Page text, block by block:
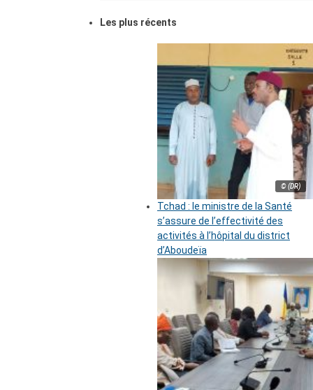
Les plus récents
© (DR)
Tchad : le ministre de la Santé
s’assure de l’effectivité des
activités à l’hôpital du district
d’Aboudeïa